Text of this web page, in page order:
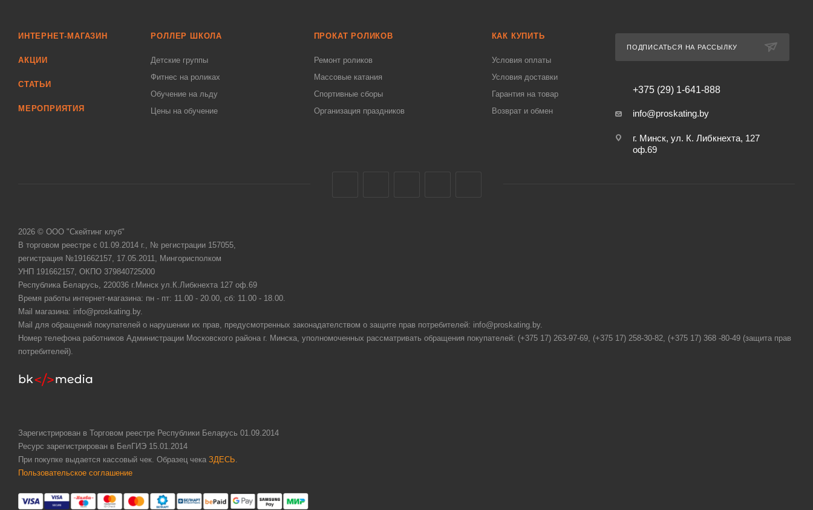
ИНТЕРНЕТ-МАГАЗИН
АКЦИИ
СТАТЬИ
МЕРОПРИЯТИЯ
РОЛЛЕР ШКОЛА
Детские группы
Фитнес на роликах
Обучение на льду
Цены на обучение
ПРОКАТ РОЛИКОВ
Ремонт роликов
Массовые катания
Спортивные сборы
Организация праздников
КАК КУПИТЬ
Условия оплаты
Условия доставки
Гарантия на товар
Возврат и обмен
ПОДПИСАТЬСЯ НА РАССЫЛКУ
+375 (29) 1-641-888
info@proskating.by
г. Минск, ул. К. Либкнехта, 127
оф.69
2026 © ООО "Скейтинг клуб"
В торговом реестре с 01.09.2014 г., № регистрации 157055,
регистрация №191662157, 17.05.2011, Мингорисполком
УНП 191662157, ОКПО 379840725000
Республика Беларусь, 220036 г.Минск ул.К.Либкнехта 127 оф.69
Время работы интернет-магазина: пн - пт: 11.00 - 20.00, сб: 11.00 - 18.00.
Mail магазина: info@proskating.by.
Mail для обращений покупателей о нарушении их прав, предусмотренных законадателством о защите прав потребителей: info@proskating.by.
Номер телефона работников Администрации Московского района г. Минска, уполномоченных рассматривать обращения покупателей: (+375 17) 263-97-69, (+375 17) 258-30-82, (+375 17) 368 -80-49 (защита прав
потребителей).
Зарегистрирован в Торговом реестре Республики Беларусь 01.09.2014
Ресурс зарегистрирован в БелГИЭ 15.01.2014
При покупке выдается кассовый чек. Образец чека ЗДЕСЬ
Пользовательское соглашение